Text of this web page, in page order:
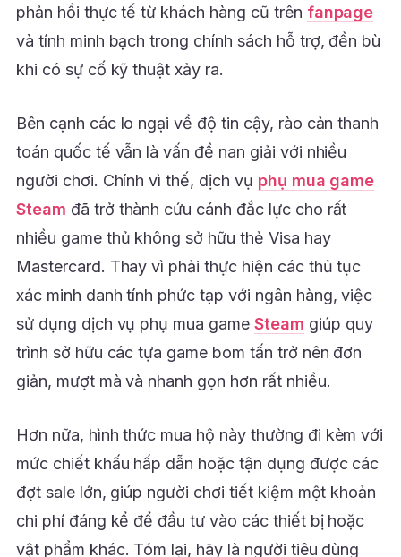
phản hồi thực tế từ khách hàng cũ trên fanpage
và tính minh bạch trong chính sách hỗ trợ, đền bù
khi có sự cố kỹ thuật xảy ra.
Bên cạnh các lo ngại về độ tin cậy, rào cản thanh
toán quốc tế vẫn là vấn đề nan giải với nhiều
người chơi. Chính vì thế, dịch vụ phụ mua game
Steam đã trở thành cứu cánh đắc lực cho rất
nhiều game thủ không sở hữu thẻ Visa hay
Mastercard. Thay vì phải thực hiện các thủ tục
xác minh danh tính phức tạp với ngân hàng, việc
sử dụng dịch vụ phụ mua game Steam giúp quy
trình sở hữu các tựa game bom tấn trở nên đơn
giản, mượt mà và nhanh gọn hơn rất nhiều.
Hơn nữa, hình thức mua hộ này thường đi kèm với
mức chiết khấu hấp dẫn hoặc tận dụng được các
đợt sale lớn, giúp người chơi tiết kiệm một khoản
chi phí đáng kể để đầu tư vào các thiết bị hoặc
vật phẩm khác. Tóm lại, hãy là người tiêu dùng